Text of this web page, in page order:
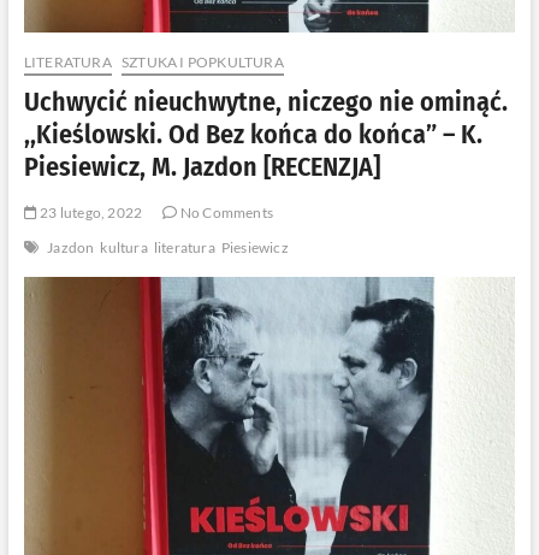
LITERATURA SZTUKA I POPKULTURA
Uchwycić nieuchwytne, niczego nie ominąć.
,,Kieślowski. Od Bez końca do końca” – K.
Piesiewicz, M. Jazdon [RECENZJA]
23 lutego, 2022
No Comments
Jazdon kultura literatura Piesiewicz